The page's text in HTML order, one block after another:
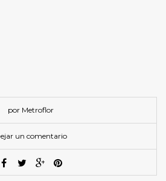
por Metroflor
un comentario